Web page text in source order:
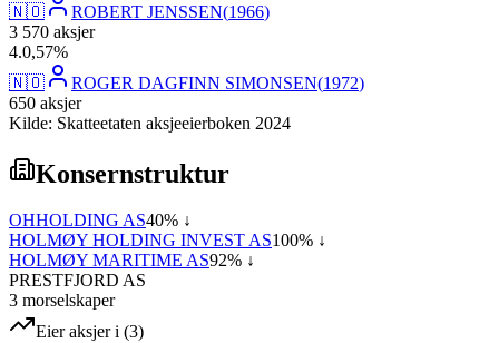
🇳🇴
ROBERT JENSSEN(1966)
3 570 aksjer
4.0,57%
🇳🇴
ROGER DAGFINN SIMONSEN(1972)
650 aksjer
Kilde: Skatteetaten aksjeeierboken 2024
Konsernstruktur
OHHOLDING AS40% ↓
HOLMØY HOLDING INVEST AS100% ↓
HOLMØY MARITIME AS92% ↓
PRESTFJORD AS
3 morselskaper
Eier aksjer i (3)